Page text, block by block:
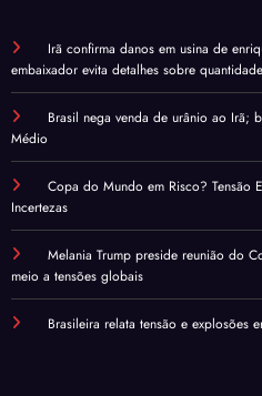
Irã confirma danos em usina de
embaixador evita detalhes sobre
Brasil nega venda de urânio ao Irã;
Médio
Copa do Mundo em Risco? Tensão
Incertezas
Melania Trump preside reunião do
meio a tensões globais
Brasileira relata tensão e explosões